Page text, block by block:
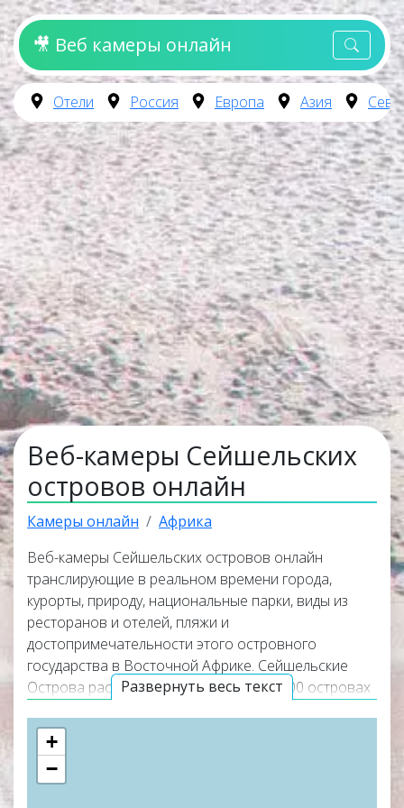
🎥 Веб камеры онлайн
Отели Россия Европа Азия
Веб-камеры Сейшельских
островов онлайн
Камеры онлайн Африка
Развернуть весь текст
Веб-камеры Сейшельских островов онлайн
транслирующие в реальном времени города,
курорты, природу, национальные парки, виды из
ресторанов и отелей, пляжи и
достопримечательности этого островного
государства в Восточной Африке. Сейшельские
Острова расположены на более чем 100 островах
приблизительно в 1600 км к востоку от побережья
Африки, к югу от экватора и к северу от
Мадагаскара
+
−